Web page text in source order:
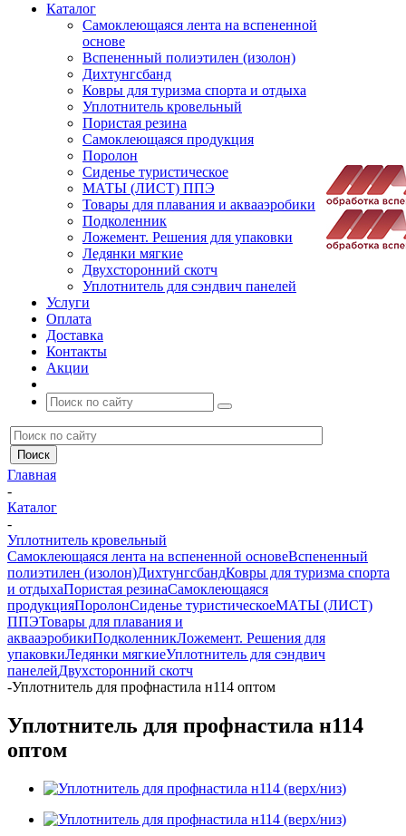
Каталог
Самоклеющаяся лента на вспененной
основе
Вспененный полиэтилен (изолон)
Дихтунгсбанд
Ковры для туризма спорта и отдыха
Уплотнитель кровельный
Пористая резина
Самоклеющаяся продукция
Поролон
Сиденье туристическое
МАТЫ (ЛИСТ) ППЭ
Товары для плавания и аквааэробики
Подколенник
Ложемент. Решения для упаковки
Ледянки мягкие
Двухсторонний скотч
Уплотнитель для сэндвич панелей
Услуги
Оплата
Доставка
Контакты
Акции
Главная
-
Каталог
-
Уплотнитель кровельный
Самоклеющаяся лента на вспененной основеВспененный
полиэтилен (изолон)ДихтунгсбандКовры для туризма спорта
и отдыхаПористая резинаСамоклеющаяся
продукцияПоролонСиденье туристическоеМАТЫ (ЛИСТ)
ППЭТовары для плавания и
аквааэробикиПодколенникЛожемент. Решения для
упаковкиЛедянки мягкиеУплотнитель для сэндвич
панелейДвухсторонний скотч
-Уплотнитель для профнастила н114 оптом
Уплотнитель для профнастила н114
оптом